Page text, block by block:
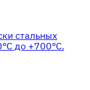
стальных
до +700°С.